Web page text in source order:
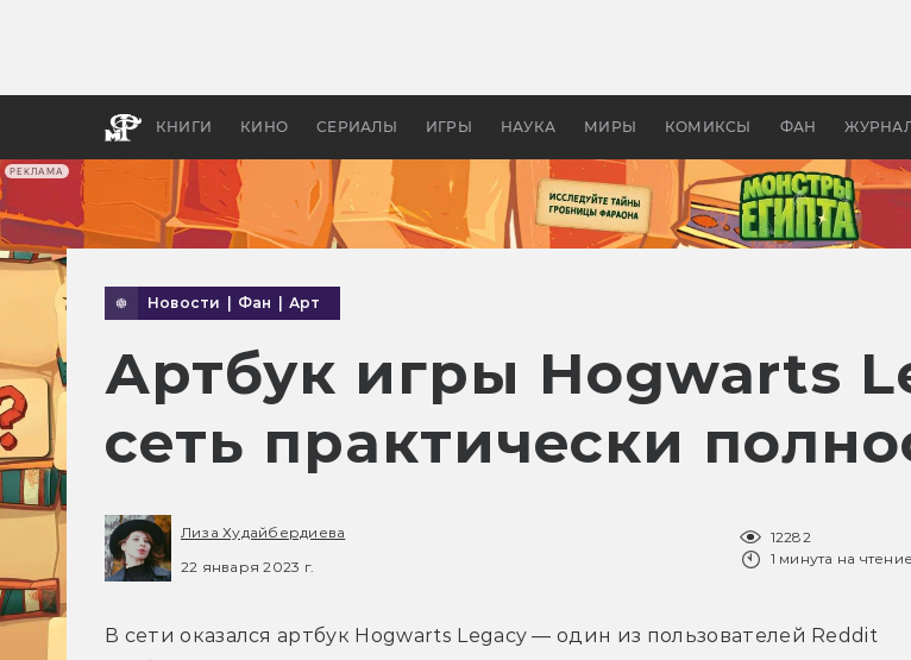
РЕКЛАМА
КНИГИ КИНО СЕРИАЛЫ ИГРЫ НАУКА МИРЫ КОМИКСЫ ФАН
апокалипсис, в России —
бы
Новости Фан Арт
Артбук игры Hogwarts
сеть практически
Лиза Худайбердиева
22 января 2023 г.
12282
1 минута на чтение